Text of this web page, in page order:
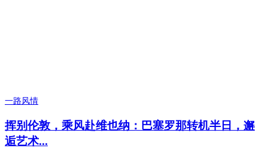
一路风情
挥别伦敦，乘风赴维也纳：巴塞罗那转机半日，邂
逅艺术...